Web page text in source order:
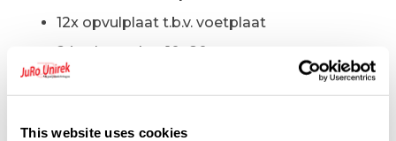
This website uses cookies
12x opvulplaat t.b.v. voetplaat
24x vloeranker 10×80 mm
(exclusief aanrijdbeveiliging kopkant)
Technische specificaties: